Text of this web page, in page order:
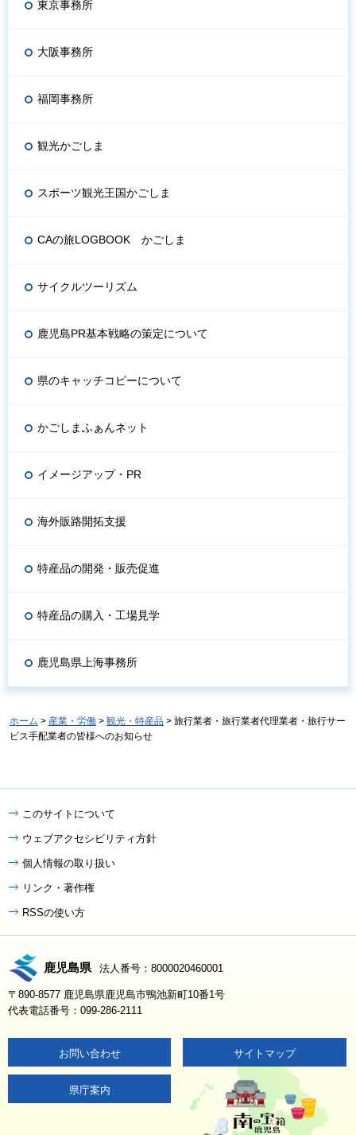
東京事務所
大阪事務所
福岡事務所
観光かごしま
スポーツ観光王国かごしま
CAの旅LOGBOOK かごしま
サイクルツーリズム
鹿児島PR基本戦略の策定について
県のキャッチコピーについて
かごしまふぁんネット
イメージアップ・PR
海外販路開拓支援
特産品の開発・販売促進
特産品の購入・工場見学
鹿児島県上海事務所
ホーム > 産業・労働 > 観光・特産品 > 旅行業者・旅行業者代理業者・旅行サー
ビス手配業者の皆様へのお知らせ
このサイトについて
ウェブアクセシビリティ方針
個人情報の取り扱い
リンク・著作権
RSSの使い方
鹿児島県 法人番号：8000020460001
〒890-8577 鹿児島県鹿児島市鴨池新町10番1号
代表電話番号：099-286-2111
お問い合わせ サイトマップ
県庁案内